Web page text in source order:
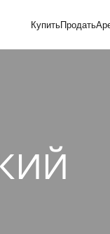
КупитьПродать